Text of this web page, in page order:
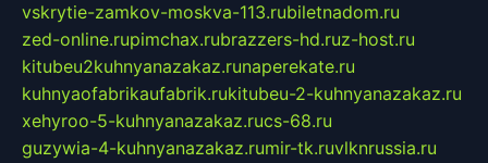
vskrytie-zamkov-moskva-113.rubiletnadom.ru
zed-online.rupimchax.rubrazzers-hd.ruz-host.ru
kitubeu2kuhnyanazakaz.runaperekate.ru
kuhnyaofabrikaufabrik.rukitubeu-2-kuhnyanazakaz.ru
xehyroo-5-kuhnyanazakaz.rucs-68.ru
guzywia-4-kuhnyanazakaz.rumir-tk.ruvlknrussia.ru